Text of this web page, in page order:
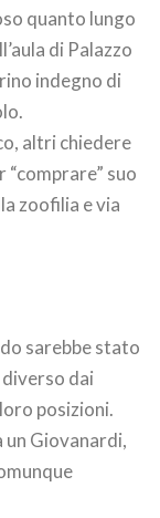
quanto lungo
di Palazzo
indegno di
altri chiedere
suo
zoofilia e via
sarebbe stato
dai
posizioni.
un Giovanardi,